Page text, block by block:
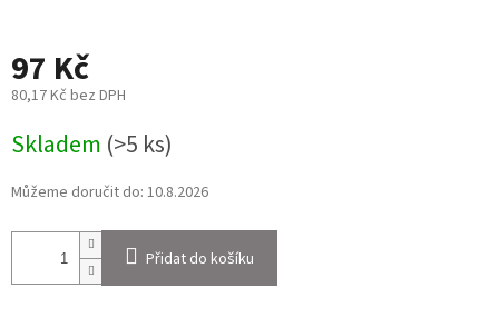
97 Kč
80,17 Kč bez DPH
cena:
Skladem (>5 ks)
Můžeme doručit do: 10.8.2026
Přidat do košíku